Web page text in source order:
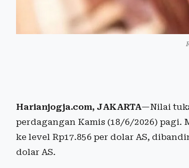
Harianjogja.com, JAKARTA—Nilai
perdagangan Kamis (18/6/2026) pagi.
ke level Rp17.856 per dolar AS,
dolar AS.